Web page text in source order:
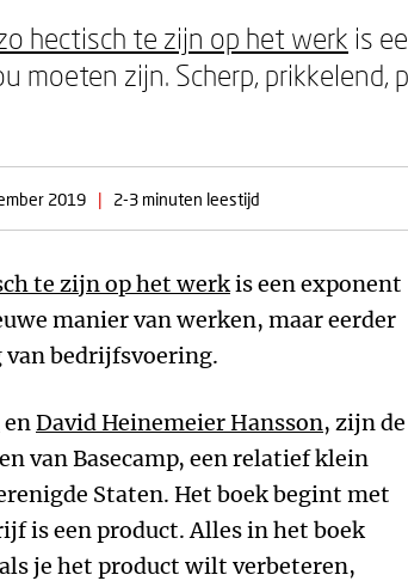
hectisch te zijn op het werk is
moeten zijn. Scherp, prikkelend,
2019 | 2-3 minuten leestijd
te zijn op het werkis een exponent
manier van werken, maar eerder
van bedrijfsvoering.
enDavid Heinemeier Hansson, zijn de
van Basecamp, een relatief klein
Staten. Het boek begint met
is een product. Alles in het boek
je het product wilt verbeteren,